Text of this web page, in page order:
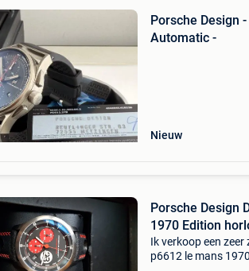
Porsche Design
Automatic -
Nieuw
Porsche Design
1970 Edition
Ik verkoop een
p6612 le mans